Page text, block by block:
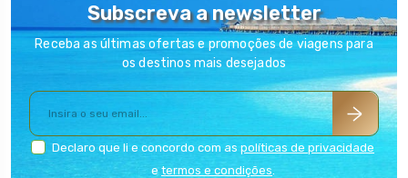
Subscreva a newsletter
Receba as últimas ofertas e promoções de viagens para
os destinos mais desejados
Declaro que li e concordo com as políticas de privacidade
e termos e condições